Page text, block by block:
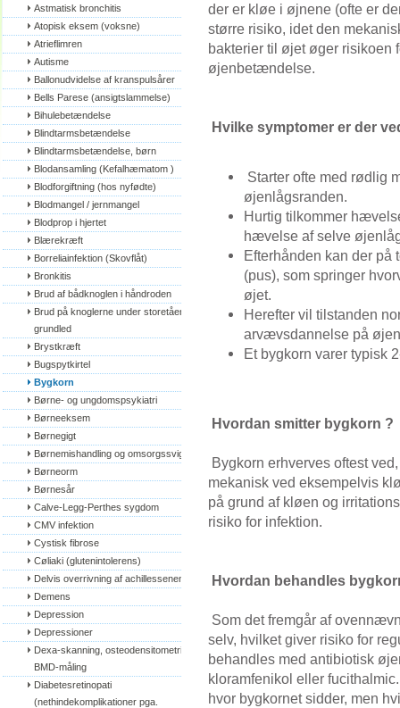
Astmatisk bronchitis
Atopisk eksem (voksne)
Atrieflimren
Autisme
Ballonudvidelse af kranspulsårer
Bells Parese (ansigtslammelse)
Bihulebetændelse
Blindtarmsbetændelse
Blindtarmsbetændelse, børn
Blodansamling (Kefalhæmatom )
Blodforgiftning (hos nyfødte)
Blodmangel / jernmangel
Blodprop i hjertet
Blærekræft
Borreliainfektion (Skovflåt)
Bronkitis
Brud af bådknoglen i håndroden
Brud på knoglerne under storetåens
grundled
Brystkræft
Bugspytkirtel
Bygkorn
Børne- og ungdomspsykiatri
Børneeksem
Børnegigt
Børnemishandling og omsorgssvigt
Børneorm
Børnesår
Calve-Legg-Perthes sygdom
CMV infektion
Cystisk fibrose
Cøliaki (glutenintolerens)
Delvis overrivning af achillessenen
Demens
Depression
Depressioner
Dexa-skanning, osteodensitometri,
BMD-måling
Diabetesretinopati
(nethindekomplikationer pga.
der er kløe i øjnene (ofte er
større risiko, idet den
bakterier til øjet øger risikoen
øjenbetændelse.
Hvilke symptomer er der
Starter ofte med rødlig
øjenlågsranden.
Hurtig tilkommer
hævelse af selve
Efterhånden kan der
(pus), som springer
øjet.
Herefter vil tilstanden
arvævsdannelse på
Et bygkorn varer typisk
Hvordan smitter bygkorn ?
Bygkorn erhverves oftest
mekanisk ved eksempelvis
på grund af kløen og
risiko for infektion.
Hvordan behandles
Som det fremgår af
selv, hvilket giver risiko for
behandles med antibiotisk
kloramfenikol eller
hvor bygkornet sidder, men